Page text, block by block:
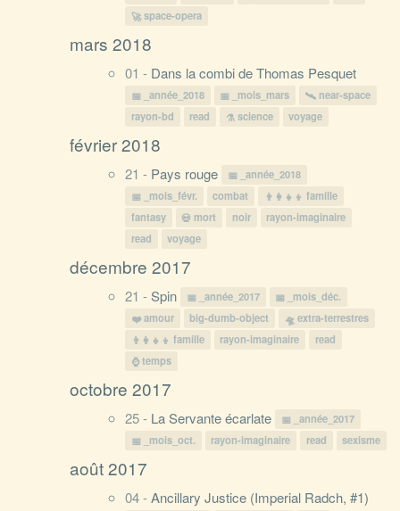
space-opera
mars 2018
01 - Dans la combi de Thomas Pesquet
_année_2018 _mois_mars
near-space
rayon-bd
read science voyage
février 2018
21 - Pays rouge
_année_2018
_mois_févr.
combat
famille
fantasy
mort noir
rayon-imaginaire
read
voyage
décembre 2017
21 -Spin _année_2017
_mois_déc.
amour
big-dumb-object
extra-terrestres
famille
rayon-imaginaire
read
temps
octobre 2017
25 - La Servante écarlate
_année_2017
_mois_oct.
rayon-imaginaire read sexisme
août 2017
04 -Ancillary Justice (Imperial Radch, #1)